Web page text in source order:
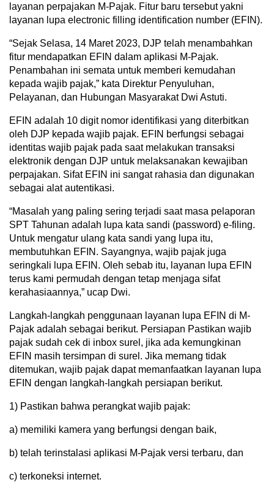
layanan perpajakan M-Pajak. Fitur baru tersebut yakni
layanan lupa electronic filling identification number (EFIN).
“Sejak Selasa, 14 Maret 2023, DJP telah menambahkan
fitur mendapatkan EFIN dalam aplikasi M-Pajak.
Penambahan ini semata untuk memberi kemudahan
kepada wajib pajak,” kata Direktur Penyuluhan,
Pelayanan, dan Hubungan Masyarakat Dwi Astuti.
EFIN adalah 10 digit nomor identifikasi yang diterbitkan
oleh DJP kepada wajib pajak. EFIN berfungsi sebagai
identitas wajib pajak pada saat melakukan transaksi
elektronik dengan DJP untuk melaksanakan kewajiban
perpajakan. Sifat EFIN ini sangat rahasia dan digunakan
sebagai alat autentikasi.
“Masalah yang paling sering terjadi saat masa pelaporan
SPT Tahunan adalah lupa kata sandi (password) e-filing.
Untuk mengatur ulang kata sandi yang lupa itu,
membutuhkan EFIN. Sayangnya, wajib pajak juga
seringkali lupa EFIN. Oleh sebab itu, layanan lupa EFIN
terus kami permudah dengan tetap menjaga sifat
kerahasiaannya,” ucap Dwi.
Langkah-langkah penggunaan layanan lupa EFIN di M-
Pajak adalah sebagai berikut. Persiapan Pastikan wajib
pajak sudah cek di inbox surel, jika ada kemungkinan
EFIN masih tersimpan di surel. Jika memang tidak
ditemukan, wajib pajak dapat memanfaatkan layanan lupa
EFIN dengan langkah-langkah persiapan berikut.
1) Pastikan bahwa perangkat wajib pajak:
a) memiliki kamera yang berfungsi dengan baik,
b) telah terinstalasi aplikasi M-Pajak versi terbaru, dan
c) terkoneksi internet.